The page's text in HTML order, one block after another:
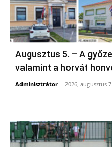
Augusztus 5. – A
valamint a horvát
Adminisztrátor - 2026, augusztus 7.